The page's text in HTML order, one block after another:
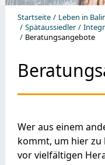
Startseite Leben in
Spätaussiedler
Beratungsangebote
Wer aus einem
kommt, um hier
vor vielfältigen